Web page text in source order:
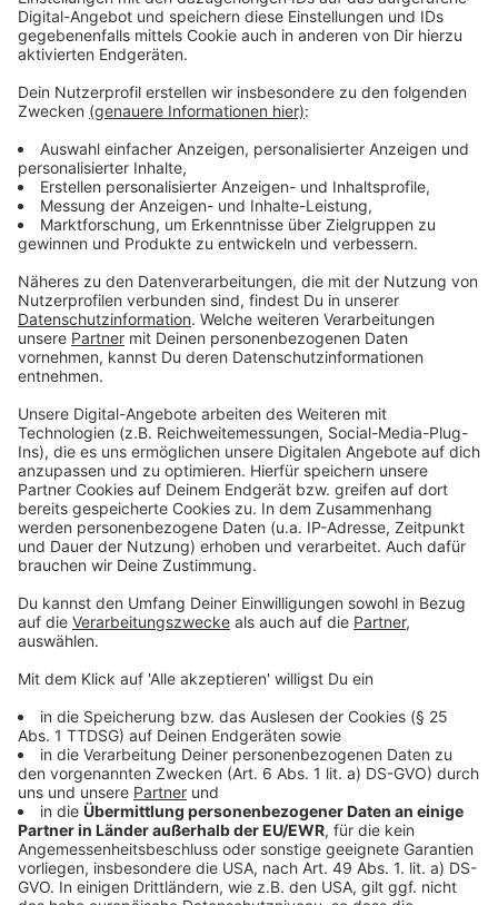
Auch hier verkehren die NachtBusse nicht.
Anzeige
Fahrpläne an Silvester und Neujahr
Anzeige
Silvester, 31. Dezember 2025:
Die RVM-Linien fahren nach
dem Samstagsfahrplan. Die NachtBusse sind
ebenfalls nach dem Samstagsfahrplan unterwegs,
pausieren jedoch aus Sicherheitsgründen für etwa
eine Stunde über den Jahreswechsel.
Neujahr, 1. Januar 2026:
Die Busse fahren den ganzen Tag nach
dem Sonntagsfahrplan.
Anzeige
Anzeige
bei der Schlauen Nummer NRW unter 0 800 6 / 50 40
30.
Zusätzlich stehen Fahrplaninformationen bei der
kostenlosen elektronischen Fahrplanauskunft unter 0
800 3 / 50 40 30, auf der Website www.rvm-online.de
sowie in der BuBiM-App zur Verfügung. Die App kann